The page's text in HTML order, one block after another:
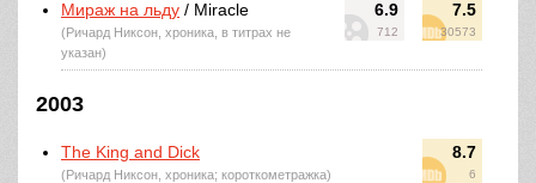
6.9
712
7.5
30573
Мираж на льду / Miracle
(Ричард Никсон, хроника, в титрах не
указан)
2003
8.7
6
The King and Dick
(Ричард Никсон, хроника; короткометражка)